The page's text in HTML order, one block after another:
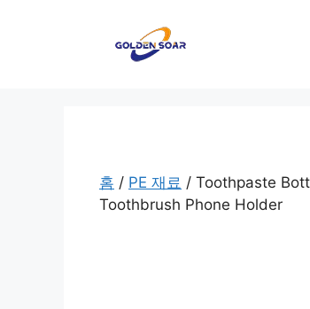
홈 / PE 재료 / Toothpaste
Toothbrush Phone Holder